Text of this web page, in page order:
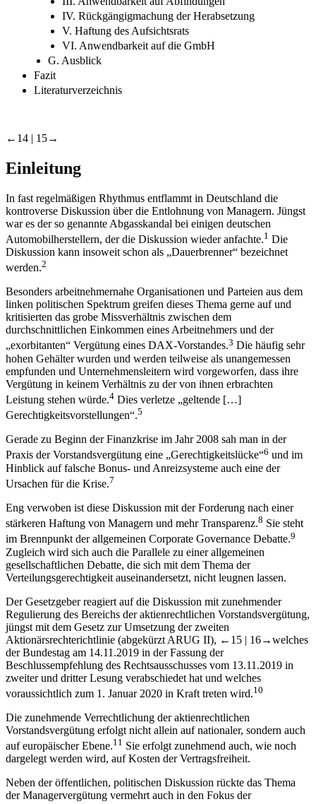
I. Herabsetzung auf Null
II. Belastung mehrerer Vorstandsmitglieder
III. Anwendbarkeit auf Abfindungen
IV. Rückgängigmachung der Herabsetzung
VI. Anwendbarkeit auf die GmbH
←14 |15→
Einleitung
In fast regelmäßigen Rhythmus entflammt in Deutschland die
kontroverse Diskussion über die Entlohnung von Managern. Jüngst
war es der so genannte Abgasskandal bei einigen deutschen
Diskussion kann insoweit schon als „Dauerbrenner“ bezeichnet
werden.2
Besonders arbeitnehmernahe Organisationen und Parteien aus dem
linken politischen Spektrum greifen dieses Thema gerne auf und
kritisierten das grobe Missverhältnis zwischen dem
durchschnittlichen Einkommen eines Arbeitnehmers und der
„exorbitanten “ Vergütung eines DAX-Vorstandes.3Die häufig sehr
hohen Gehälter wurden und werden teilweise als unangemessen
empfunden und Unternehmensleitern wird vorgeworfen, dass ihre
Vergütung in keinem Verhältnis zu der von ihnen erbrachten
Leistung stehen würde.4Dies verletze „geltende […]
Gerechtigkeitsvorstellungen“. 5
Gerade zu Beginn der Finanzkrise im Jahr 2008 sah man in der
Hinblick auf falsche Bonus- und Anreizsysteme auch eine der
Ursachen für die Krise.7
Eng verwoben ist diese Diskussion mit der Forderung nach einer
stärkeren Haftung von Managern und mehr Transparenz. 8
im Brennpunkt der allgemeinen Corporate Governance Debatte.
gesellschaftlichen Debatte, die sich mit dem Thema der
Verteilungsgerechtigkeit auseinandersetzt, nicht leugnen lassen.
Der Gesetzgeber reagiert auf die Diskussion mit zunehmender
Regulierung des Bereichs der aktienrechtlichen Vorstandsvergütung,
jüngst mit dem Gesetz zur Umsetzung der zweiten
Aktionärsrechterichtlinie (abgekürzt ARUG II),←15 |16→
der Bundestag am 14.11.2019 in der Fassung der
zweiter und dritter Lesung verabschiedet hat und welches
voraussichtlich zum 1. Januar 2020 in Kraft treten wird.10
Die zunehmende Verrechtlichung der aktienrechtlichen
Vorstandsvergütung erfolgt nicht allein auf nationaler, sondern auch
auf europäischer Ebene. 11Sie erfolgt zunehmend auch, wie noch
dargelegt werden wird, auf Kosten der Vertragsfreiheit.